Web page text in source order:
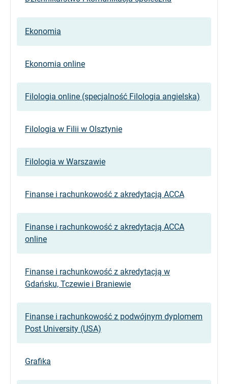
Ekonomia
Ekonomia online
Filologia online (specjalność Filologia angielska)
Filologia w Filii w Olsztynie
Filologia w Warszawie
Finanse i rachunkowość z akredytacją ACCA
Finanse i rachunkowość z akredytacją ACCA
online
Finanse i rachunkowość z akredytacją w
Gdańsku, Tczewie i Braniewie
Finanse i rachunkowość z podwójnym dyplomem
Post University (USA)
Grafika